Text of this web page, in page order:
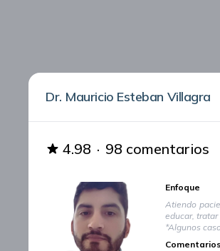
Dr. Mauricio Esteban Villagra
4.98 · 98 comentarios
Enfoque
Atiendo
educar,
*Algunos